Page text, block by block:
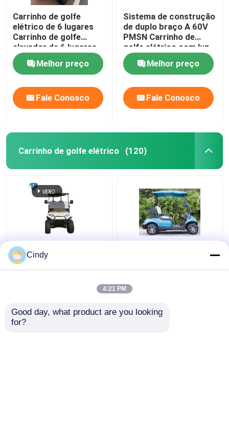
Carrinho de golfe
elétrico de 6 lugares
Carrinho de golfe
elevador de 6 lugares
Carrinho de golfe
elétrico de 6 lugares
Melhor preço
Fale Conosco
Sistema de construção
de duplo braço A 60V
PMSN Carrinho de
golfe elétrico com luz
RGB
Melhor preço
Fale Conosco
Carrinho de golfe elétrico (120)
A velocidade máxima
25Km/h 48V/5kw 4
carrinho de golfe com
Cindy
4:21 PM
Good day, what product are you looking
for?